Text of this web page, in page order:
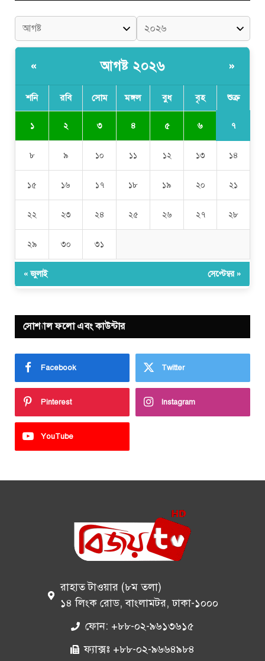
« আগষ্ট ২০২৬ »
শনি রবি সোম মঙ্গল বুধ বৃহ শুক্র
১ ২ ৩ ৪ ৫ ৬ ৭
৮ ৯ ১০ ১১ ১২ ১৩ ১৪
১৫ ১৬ ১৭ ১৮ ১৯ ২০ ২১
২২ ২৩ ২৪ ২৫ ২৬ ২৭ ২৮
২৯ ৩০ ৩১
« জুলাই সেপ্টেম্বর »
সোশ্যাল ফলো এবং কাউন্টার
Facebook Twitter
Pinterest Instagram
YouTube
রাহাত টাওয়ার (৮ম তলা)
১৪ লিংক রোড, বাংলামটর, ঢাকা-১০০০
ফোন: +৮৮-০২-৯৬১৩৬১৫
ফ্যাক্সঃ +৮৮-০২-৯৬৬৪৯৮৪